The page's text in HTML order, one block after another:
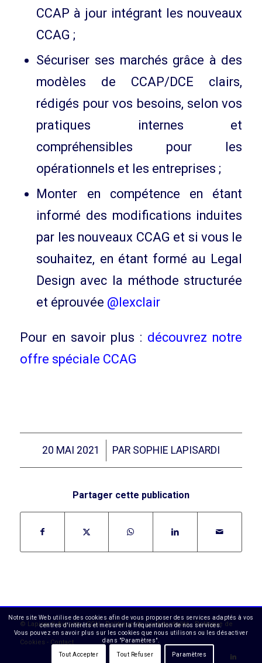
CCAP à jour intégrant les nouveaux
CCAG ;
Sécuriser ses marchés grâce à des
modèles de CCAP/DCE clairs,
rédigés pour vos besoins, selon vos
pratiques internes et
compréhensibles pour les
opérationnels et les entreprises ;
Monter en compétence en étant
informé des modifications induites
par les nouveaux CCAG et si vous le
souhaitez, en étant formé au Legal
Design avec la méthode structurée
et éprouvée @lexclair
Pour en savoir plus : découvrez notre
offre spéciale CCAG
20 MAI 2021
/ PAR SOPHIE LAPISARDI
Partager cette publication
© Lapisardi Avocats-CGU-Politique de Confidentialité- Politique de
Cookies - Contact
Notre site Web utilise des cookies afin de vous proposer des services adaptés à vos
centres d'intérêts et mesurer la fréquentation de nos services.
Vous pouvez en savoir plus sur les cookies que nous utilisons ou les désactiver
dans "Paramètres".
Tout Accepter Tout Refuser Paramètres